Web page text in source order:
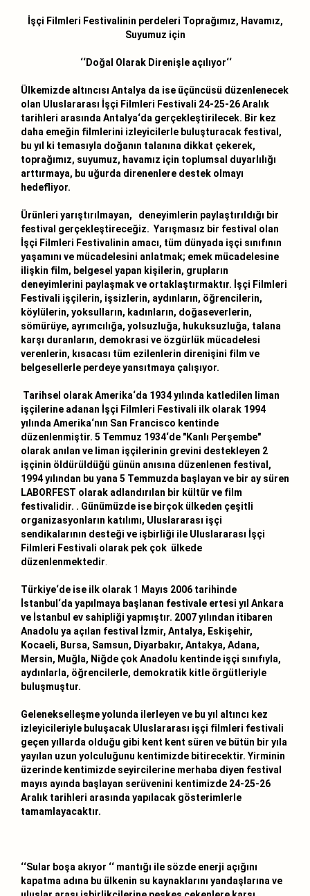
İşçi Filmleri Festivalinin perdeleri Toprağımız, Havamız,
Suyumuz için
‘‘Doğal Olarak Direnişle açılıyor‘‘
Ülkemizde altıncısı Antalya da ise üçüncüsü düzenlenecek
olan Uluslararası İşçi Filmleri Festivali 24-25-26 Aralık
tarihleri arasında Antalya‘da gerçekleştirilecek. Bir kez
daha emeğin filmlerini izleyicilerle buluşturacak festival,
bu yıl ki temasıyla doğanın talanına dikkat çekerek,
toprağımız, suyumuz, havamız için toplumsal duyarlılığı
arttırmaya, bu uğurda direnenlere destek olmayı
hedefliyor.
Ürünleri yarıştırılmayan, deneyimlerin paylaştırıldığı bir
festival gerçekleştireceğiz. Yarışmasız bir festival olan
İşçi Filmleri Festivalinin amacı, tüm dünyada işçi sınıfının
yaşamını ve mücadelesini anlatmak; emek mücadelesine
ilişkin film, belgesel yapan kişilerin, grupların
deneyimlerini paylaşmak ve ortaklaştırmaktır. İşçi Filmleri
Festivali işçilerin, işsizlerin, aydınların, öğrencilerin,
köylülerin, yoksulların, kadınların, doğaseverlerin,
sömürüye, ayrımcılığa, yolsuzluğa, hukuksuzluğa, talana
karşı duranların, demokrasi ve özgürlük mücadelesi
verenlerin, kısacası tüm ezilenlerin direnişini film ve
belgesellerle perdeye yansıtmaya çalışıyor.
Tarihsel olarak Amerika‘da 1934 yılında katledilen liman
işçilerine adanan İşçi Filmleri Festivali ilk olarak 1994
yılında Amerika‘nın San Francisco kentinde
düzenlenmiştir. 5 Temmuz 1934‘de "Kanlı Perşembe"
olarak anılan ve liman işçilerinin grevini destekleyen 2
işçinin öldürüldüğü günün anısına düzenlenen festival,
1994 yılından bu yana 5 Temmuzda başlayan ve bir ay süren
LABORFEST olarak adlandırılan bir kültür ve film
festivalidir. . Günümüzde ise birçok ülkeden çeşitli
organizasyonların katılımı, Uluslararası işçi
sendikalarının desteği ve işbirliği ile Uluslararası İşçi
Filmleri Festivali olarak pek çok ülkede
düzenlenmektedir
Türkiye‘de ise ilk olarak 1 Mayıs 2006 tarihinde
İstanbul‘da yapılmaya başlanan festivale ertesi yıl Ankara
ve İstanbul ev sahipliği yapmıştır. 2007 yılından itibaren
Anadolu ya açılan festival İzmir, Antalya, Eskişehir,
Kocaeli, Bursa, Samsun, Diyarbakır, Antakya, Adana,
Mersin, Muğla, Niğde çok Anadolu kentinde işçi sınıfıyla,
aydınlarla, öğrencilerle, demokratik kitle örgütleriyle
buluşmuştur.
Gelenekselleşme yolunda ilerleyen ve bu yıl altıncı kez
izleyicileriyle buluşacak Uluslararası işçi filmleri festivali
geçen yıllarda olduğu gibi kent kent süren ve bütün bir yıla
yayılan uzun yolculuğunu kentimizde bitirecektir. Yirminin
üzerinde kentimizde seyircilerine merhaba diyen festival
mayıs ayında başlayan serüvenini kentimizde 24-25-26
Aralık tarihleri arasında yapılacak gösterimlerle
tamamlayacaktır.
‘‘Sular boşa akıyor ‘‘ mantığı ile sözde enerji açığını
kapatma adına bu ülkenin su kaynaklarını yandaşlarına ve